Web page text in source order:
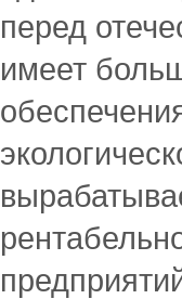
перед
имеет